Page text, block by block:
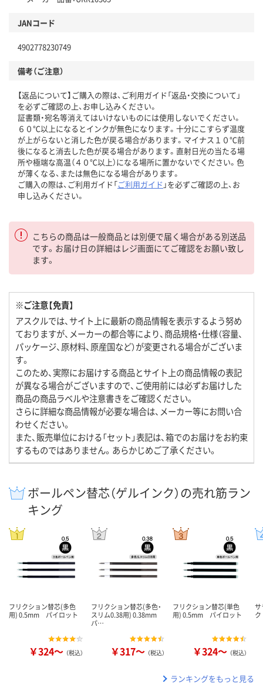
JANコード
4902778230749
備考（ご注意）
【返品について】ご購入の際は、ご利用ガイド「返品・交換について」
を必ずご確認の上、お申し込みください。
証書類・宛名等消えてはいけないものには使用しないでください。
６０℃以上になるとインクが無色になります。十分にこすらず温度
が上がらないと消した色が戻る場合があります。マイナス１０℃前
後になると消去した色が戻る場合があります。直射日光の当たる場
所や極端な高温（４０℃以上）になる場所に置かないでください。色
が薄くなる、または無色になる場合があります。
ご購入の際は、ご利用ガイド「ご利用ガイド 」を必ずご確認の上、お
申し込みください。
こちらの商品は一般商品とは別便で届く場合がある別送品
です。お届け日の詳細はレジ画面にてご確認をお願い致し
ます。
※ご注意【免責】
アスクルでは、サイト上に最新の商品情報を表示するよう努め
ておりますが、メーカーの都合等により、商品規格・仕様（容量、
パッケージ、原材料、原産国など）が変更される場合がございま
す。
このため、実際にお届けする商品とサイト上の商品情報の表記
が異なる場合がございますので、ご使用前には必ずお届けした
商品の商品ラベルや注意書きをご確認ください。
さらに詳細な商品情報が必要な場合は、メーカー等にお問い合
わせください。
また、販売単位における「セット」表記は、箱でのお届けをお約束
するものではありません。あらかじめご了承ください。
ボールペン替芯（ゲルインク）の売れ筋ラン
キング
フリクション替芯(多色
用) 0.5mm パイロット
￥324～ （税込）
フリクション替芯(多色・
スリム0.38用) 0.38mm
パ…
￥317～ （税込）
フリクション替芯(単色
用) 0.5mm パイロット
￥324～ （税込）
ランキングをもっと見る